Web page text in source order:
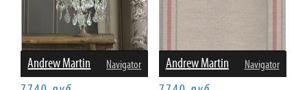
Andrew Martin Navigator Andrew Martin Navigator